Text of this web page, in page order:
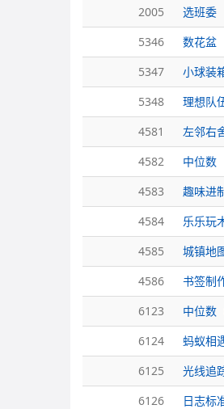
2005
选班委
5346
数花盆
5347
小球装
5348
理想队
4581
左邻右
4582
中位数
4583
趣味进
4584
乐乐玩
4585
城镇地
4586
书签制
6123
中位数
6124
蚂蚁相
6125
光线追
6126
日志标